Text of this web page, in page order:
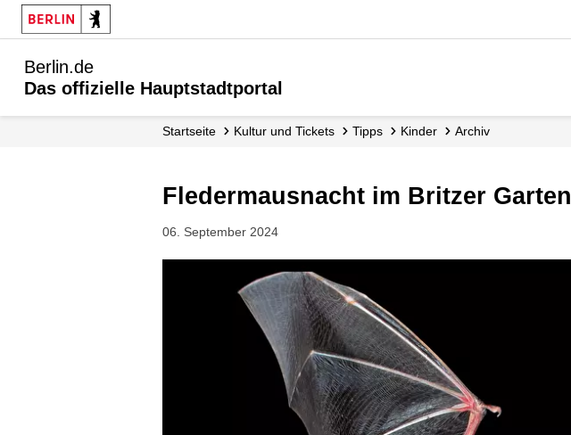
Berlin.de
Das offizielle Hauptstadtportal
Startseite Kultur und Tickets Tipps Kinder Archiv
Fledermausnacht im Britzer Garten
06. September 2024